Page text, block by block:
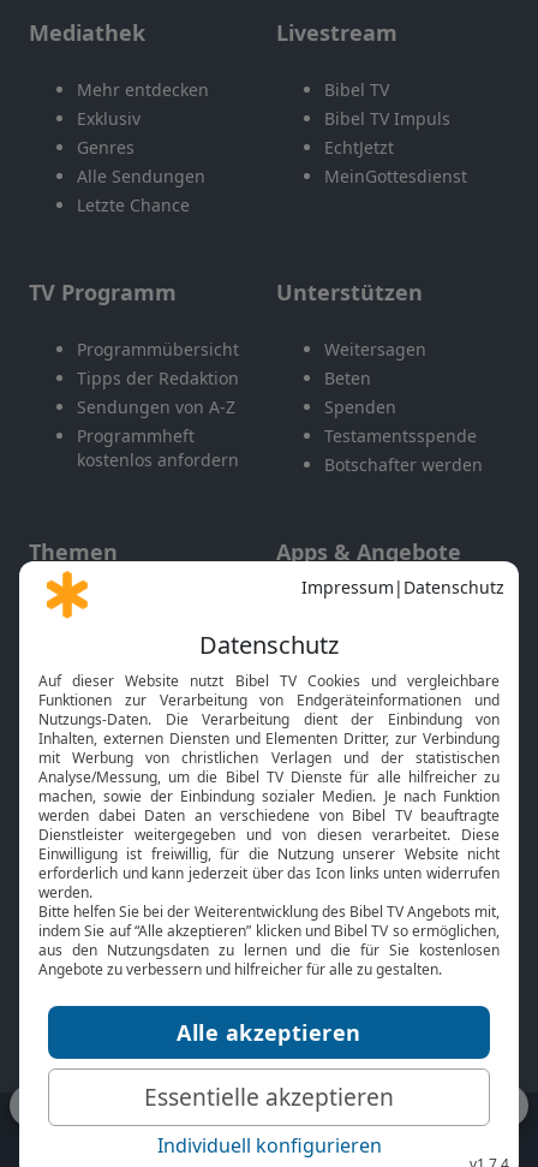
Mediathek
Mehr entdecken
Exklusiv
Genres
Alle Sendungen
Letzte Chance
Livestream
Bibel TV
Bibel TV Impuls
EchtJetzt
MeinGottesdienst
TV Programm
Programmübersicht
Tipps der Redaktion
Sendungen von A-Z
Programmheft
kostenlos anfordern
Unterstützen
Weitersagen
Beten
Spenden
Testamentsspende
Botschafter werden
Themen
Gott und Bibel erklärt
Neuigkeiten
Apps & Angebote
Mobile App
Smart TV
HbbTV
Bibelthek Online-Bibel
Nächster Gottesdienst
Bibel TV
Über uns
Jobs
Mediadaten
Service
Kontakt
TV-Empfang
bibeltv.de: Impressum
Datenschutz
Nutzungsbedingungen
Fakten Bibel TV App